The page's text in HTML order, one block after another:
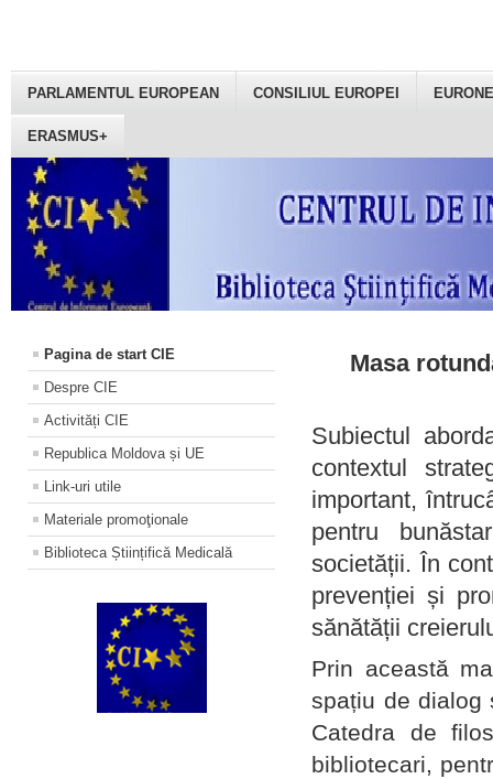
PARLAMENTUL EUROPEAN CONSILIUL EUROPEI
ERASMUS+
Pagina de start CIE
Despre CIE
Activități CIE
Republica Moldova și UE
Link-uri utile
Materiale promoţionale
Biblioteca Științifică Medicală
Masa
Subiectul
contextul
important,
pentru
societății. În
prevenției și
sănătății
Prin această
spațiu de dialog
Catedra de
bibliotecari,